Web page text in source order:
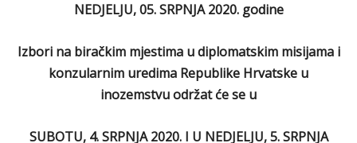
NEDJELJU, 05. SRPNJA 2020. godine
Izbori na biračkim mjestima u diplomatskim misijama i
konzularnim uredima Republike Hrvatske u
inozemstvu održat će se u
SUBOTU, 4. SRPNJA 2020. I U NEDJELJU, 5. SRPNJA